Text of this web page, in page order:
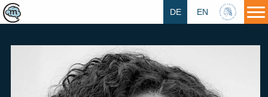
HU
EN
DE